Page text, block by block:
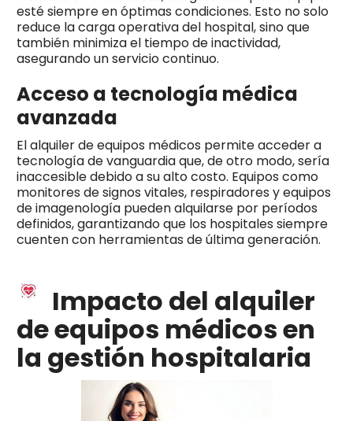
esté siempre en óptimas condiciones. Esto no solo
reduce la carga operativa del hospital, sino que
también minimiza el tiempo de inactividad,
asegurando un servicio continuo.
Acceso a tecnología médica
avanzada
El alquiler de equipos médicos permite acceder a
tecnología de vanguardia que, de otro modo, sería
inaccesible debido a su alto costo. Equipos como
monitores de signos vitales, respiradores y equipos
de imagenología pueden alquilarse por períodos
definidos, garantizando que los hospitales siempre
cuenten con herramientas de última generación.
Impacto del alquiler
de equipos médicos en
la gestión hospitalaria